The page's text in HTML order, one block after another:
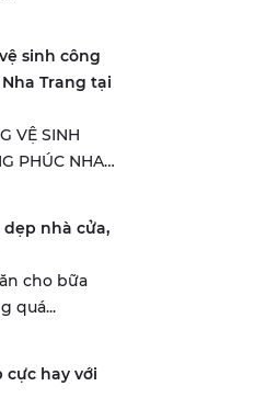
sinh công
Trang tại
VỆ SINH
PHÚC NHA
dẹp nhà cửa,
cho bữa
quá...
cực hay với